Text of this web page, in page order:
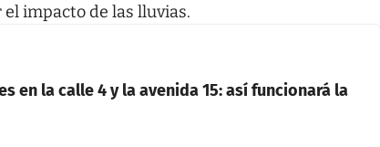
impacto de las lluvias.
en la calle 4 y la avenida 15: así funcionará la